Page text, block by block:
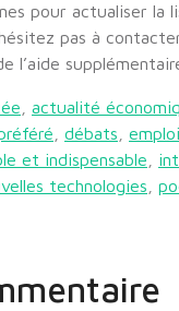
pour actualiser la
pas à
l’aide
actualité
débats emploi
et indispensable
technologies